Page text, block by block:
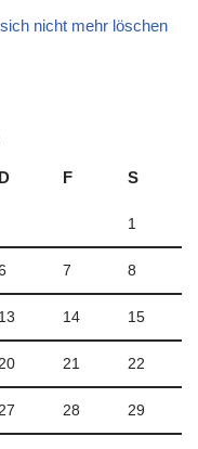
nicht mehr löschen
D F S
1
7 8
13 14 15
20 21 22
27 28 29